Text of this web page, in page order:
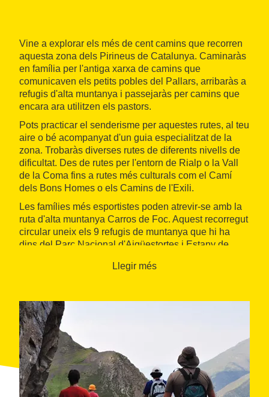
Vine a explorar els més de cent camins que recorren
aquesta zona dels Pirineus de Catalunya. Caminaràs
en família per l'antiga xarxa de camins que
comunicaven els petits pobles del Pallars, arribaràs a
refugis d'alta muntanya i passejaràs per camins que
encara ara utilitzen els pastors.
Pots practicar el senderisme per aquestes rutes, al teu
aire o bé acompanyat d'un guia especialitzat de la
zona. Trobaràs diverses rutes de diferents nivells de
dificultat. Des de rutes per l'entorn de Rialp o la Vall
de la Coma fins a rutes més culturals com el Camí
dels Bons Homes o els Camins de l'Exili.
Les famílies més esportistes poden atrevir-se amb la
ruta d'alta muntanya Carros de Foc. Aquest recorregut
circular uneix els 9 refugis de muntanya que hi ha
dins del Parc Nacional d'Aigüestortes i Estany de
Llegir més